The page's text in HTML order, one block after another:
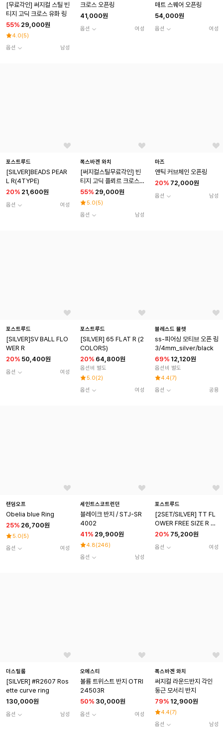
[무료각인] 써지컬 스틸 빈
티지 고딕 크로스 유화 링
55% 29,000원
4.0(5)
옵션
남성
크로스 오픈링
41,000원
옵션 여성
매트 스퀘어 오픈링
54,000원
옵션 여성
포스트루드
[SILVER]BEADS PEAR
L R(4TYPE)
20% 21,600원
옵션 여성
폭스바겐 와치
[써지컬스틸무료각인] 빈
티지 고딕 플뢰르 크로스
엠보 링
55% 29,000원
5.0(5)
옵션
남성
마즈
앤틱 커브체인 오픈링
20% 72,000원
옵션 남성
포스트루드
[SILVER]SV BALL FLO
WER R
20% 50,400원
옵션 여성
포스트루드
[SILVER] 65 FLAT R (2
COLORS)
20% 64,800원
옵션비 별도
5.0(2)
옵션
여성
블레스드 뷸렛
ss-피어싱 모티브 오픈 링
3/4mm_silver/black
69% 12,120원
옵션비 별도
4.4(7)
옵션
공용
랜덤오프
Obelia blue Ring
25% 26,700원
5.0(5)
옵션
여성
세인트스코트런던
블레이크 반지 / STJ-SR
4002
41% 29,900원
4.8(246)
옵션
남성
포스트루드
[2SET/SILVER] TT FL
OWER FREE SIZE R SE
T
20% 75,200원
옵션 여성
더스틸룸
[SILVER] #R2607 Ros
ette curve ring
130,000원
옵션 남성
오에스티
볼륨 트위스트 반지 OTRI
24503R
50% 30,000원
옵션 여성
폭스바겐 와치
써지컬 라운드반지 각인
둥근 모서리 반지
79% 12,900원
4.4(7)
옵션
남성